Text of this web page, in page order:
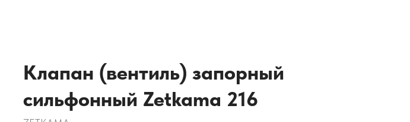
Клапан (вентиль) запорный
сильфонный Zetkama 216